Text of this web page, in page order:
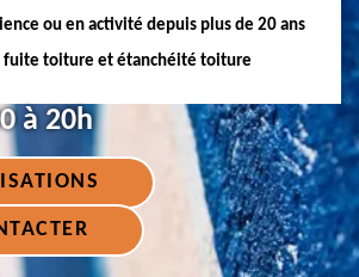
ou en activité depuis plus de 20 ans
fuite toiture et étanchéité toiture
à 20h